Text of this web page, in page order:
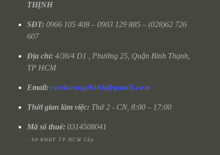
THỊNH
SĐT: 0966 105 408 – 0903 129 885 – (028)62 726
607
Địa chỉ: 4/36/4 D1 , Phường 25, Quận Bình Thạnh,
TP HCM
Email: canhoangthinh@gmail.com
Thời gian làm việc: Thứ 2 - CN, 8:00 – 17:00
Mã số thuế: 0314508041
- Sở KHĐT TP HCM Cấp